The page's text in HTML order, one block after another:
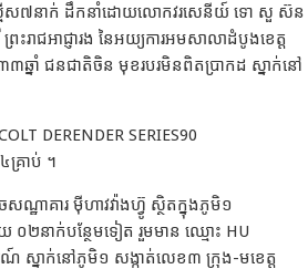
ទល្មើស៧នាក់ ដឹកនាំដោយលោកវរសេនីយ៍ ទោ សួ ស៊ន
ាជអាជ្ញារង នៃអយ្យការអមសាលាដំបូងខេត្ត
ឆ្នាំ ជនជាតិចិន មុខរបរមិនពិតប្រាកដ ស្នាក់នៅ
DERENDER SERIES90
គ្រាប់ ។
ាគារ ម៉ីហាវវ៉ាងហ៊្វូ ស្ថិតក្នុងភូមិ១
២នាក់បន្ថែមទៀត រួមមាន ឈ្មោះ HU
ស្នាក់នៅភូមិ១ សង្កាត់លេខ៣ ក្រុង-មខេត្ត